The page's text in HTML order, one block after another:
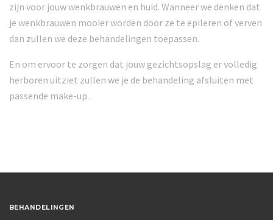
zijn voor jouw wenkbrauwen en huid. Wanneer we denken dat
je wenkbrauwen mooier worden door ze te epileren of verven
dan zullen we deze behandelingen toepassen.
En om ervoor te zorgen dat jouw gezichtsopslag er volledig
herboren uitziet zullen we je de behandeling afsluiten met
passende make-up.
BEHANDELINGEN